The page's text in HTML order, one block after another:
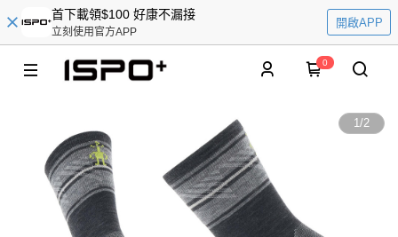
首下載領$100 好康不漏接
立刻使用官方APP
開啟APP
0
1/2